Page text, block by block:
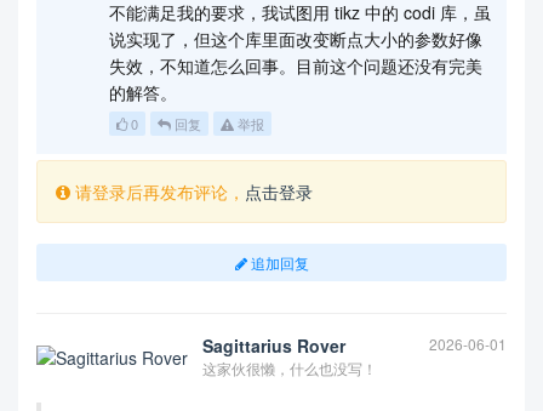
不能满足我的要求，我试图用 tikz 中的 codi 库，虽
说实现了，但这个库里面改变断点大小的参数好像
失效，不知道怎么回事。目前这个问题还没有完美
的解答。
0 回复 举报
请登录后再发布评论， 点击登录
追加回复
Sagittarius Rover
2026-06-01
这家伙很懒，什么也没写！